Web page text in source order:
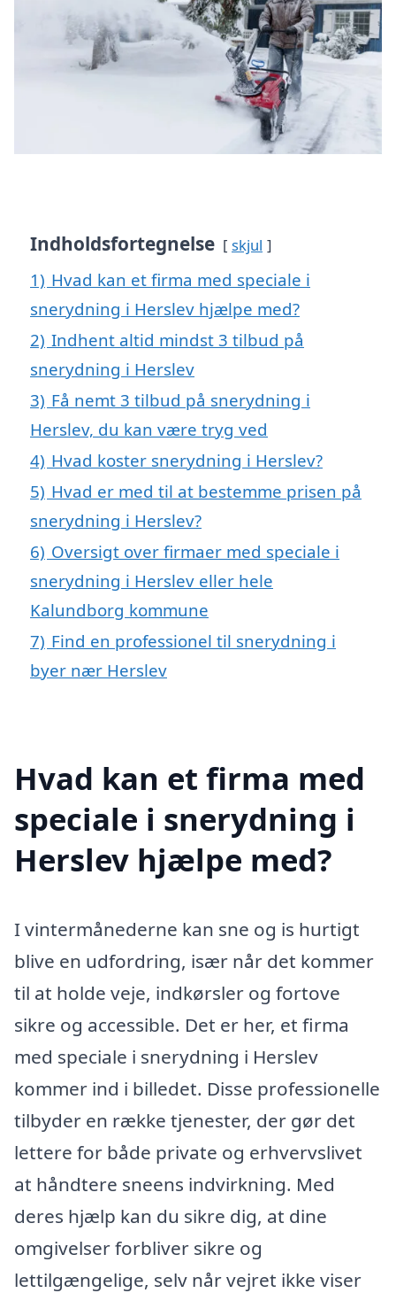
Indholdsfortegnelse skjul
1) Hvad kan et firma med speciale i
snerydning i Herslev hjælpe med?
2) Indhent altid mindst 3 tilbud på
snerydning i Herslev
3) Få nemt 3 tilbud på snerydning i
Herslev, du kan være tryg ved
4) Hvad koster snerydning i Herslev?
5) Hvad er med til at bestemme prisen på
snerydning i Herslev?
6) Oversigt over firmaer med speciale i
snerydning i Herslev eller hele
Kalundborg kommune
7) Find en professionel til snerydning i
byer nær Herslev
Hvad kan et firma med
speciale i snerydning i
Herslev hjælpe med?
I vintermånederne kan sne og is hurtigt
blive en udfordring, især når det kommer
til at holde veje, indkørsler og fortove
sikre og accessible. Det er her, et firma
med speciale i snerydning i Herslev
kommer ind i billedet. Disse professionelle
tilbyder en række tjenester, der gør det
lettere for både private og erhvervslivet
at håndtere sneens indvirkning. Med
deres hjælp kan du sikre dig, at dine
omgivelser forbliver sikre og
lettilgængelige, selv når vejret ikke viser